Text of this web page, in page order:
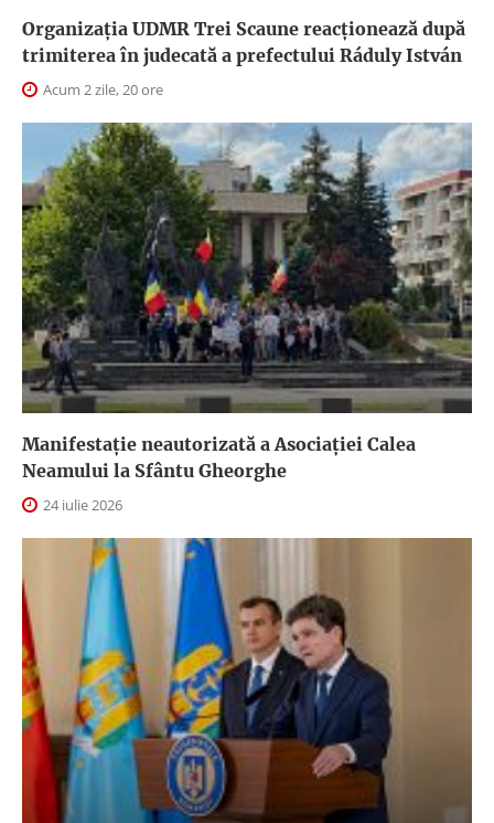
Organizația UDMR Trei Scaune reacționează după
trimiterea în judecată a prefectului Ráduly István
Acum 2 zile, 20 ore
Manifestație neautorizată a Asociației Calea
Neamului la Sfântu Gheorghe
24 iulie 2026